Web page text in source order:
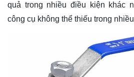
quả trong nhiều điều kiện khác
công cụ không thể thiếu trong